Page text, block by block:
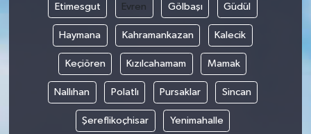
Etimesgut Evren Gölbaşı Güdül
Haymana Kahramankazan Kalecik
Keçiören Kızılcahamam Mamak
Nallıhan Polatlı Pursaklar Sincan
Şereflikoçhisar Yenimahalle